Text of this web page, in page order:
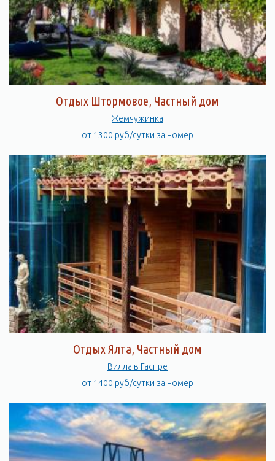
Отдых Штормовое, Частный дом
Жемчужинка
от 1300 руб/сутки за номер
Отдых Ялта, Частный дом
Вилла в Гаспре
от 1400 руб/сутки за номер